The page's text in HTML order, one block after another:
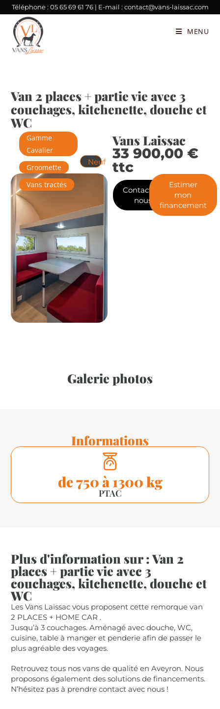
Téléphone : 05 65 69 61 76| E-mail : contact@vans-laissac.com
MENU
Van 2 places + partie vie avec 3
couchages, kitchenette, douche et
WC
Gamme
Cavalier
Groomette
Vans tractés
Neuf
Vans Laissac
33 900,00 €
ttc
Contactez-
nous
Estimer
mon
financement
Galerie photos
Informations
de 750 à 1300 kg
PTAC
Plus d'information sur : Van 2
places + partie vie avec 3
couchages, kitchenette, douche et
WC
Les Vans Laissac vous proposent cette remorque van
2 PLACES + HOME CAR .
Jusqu’à 3 couchages. Aménagé avec douche, WC,
cuisine, table à manger et penderie afin de passer le
plus agréable des voyages.
Retrouvez tous nos vans de qualité en Aveyron. Nous
proposons également des solutions de financements.
N’hésitez pas à prendre contact avec nous !